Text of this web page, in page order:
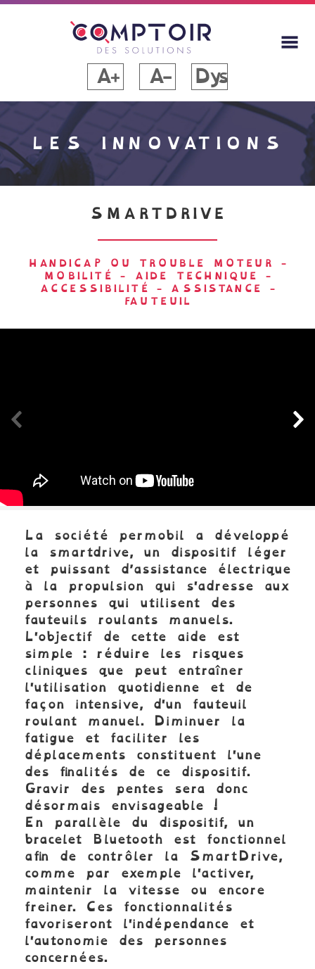
A+ A- Dys
LES INNOVATIONS
SMARTDRIVE
HANDICAP OU TROUBLE MOTEUR
-
MOBILITÉ - AIDE TECHNIQUE
-
ACCESSIBILITÉ - ASSISTANCE
-
FAUTEUIL
Panneau précédent
La société permobil a développé
la smartdrive, un dispositif léger
et puissant d’assistance électrique
à la propulsion qui s'adresse aux
personnes qui utilisent des
fauteuils roulants manuels.
L'objectif de cette aide est
simple : réduire les risques
cliniques que peut entraîner
l'utilisation quotidienne et de
façon intensive, d'un fauteuil
roulant manuel. Diminuer la
fatigue et faciliter les
déplacements constituent l'une
des finalités de ce dispositif.
Gravir des pentes sera donc
désormais envisageable !
En parallèle du dispositif, un
bracelet Bluetooth est fonctionnel
afin de contrôler la SmartDrive,
comme par exemple l'activer,
maintenir la vitesse ou encore
freiner. Ces fonctionnalités
favoriseront l'indépendance et
l'autonomie des personnes
concernées.